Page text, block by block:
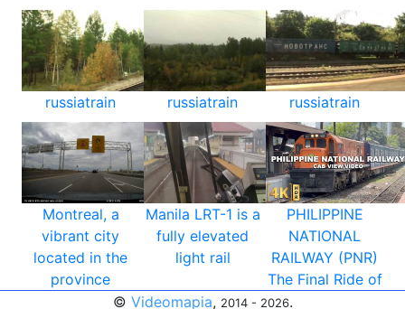
russiatrain russiatrain russiatrain
Montreal, a
vibrant city
located in the
province
Manila LRT-1 is a
fully elevated
light rail
PHILIPPINE
NATIONAL
RAILWAY (PNR)
The Final Ride of
© Videomapia, 2014 - 2026.